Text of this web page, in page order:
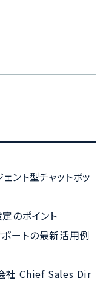
ント型チャットボッ
定のポイント
ートの最新活用例
社 Chief Sales Dir